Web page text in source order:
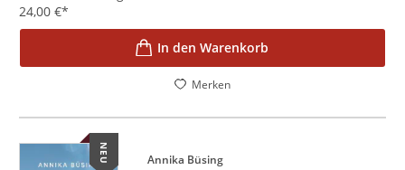
24,00 €*
In den Warenkorb
Merken
NEU Annika Büsing